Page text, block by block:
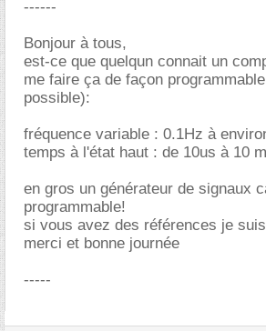
------
Bonjour à tous,
est-ce que quelqun connait un
me faire ça de façon
possible):
fréquence variable : 0.1Hz à
temps à l'état haut : de 10us à 10
en gros un générateur de signaux
programmable!
si vous avez des références je
merci et bonne journée
-----